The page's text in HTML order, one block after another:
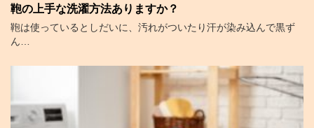
鞄の上手な洗濯方法ありますか？
鞄は使っているとしだいに、汚れがついたり汗が染み込んで黒ず
ん…